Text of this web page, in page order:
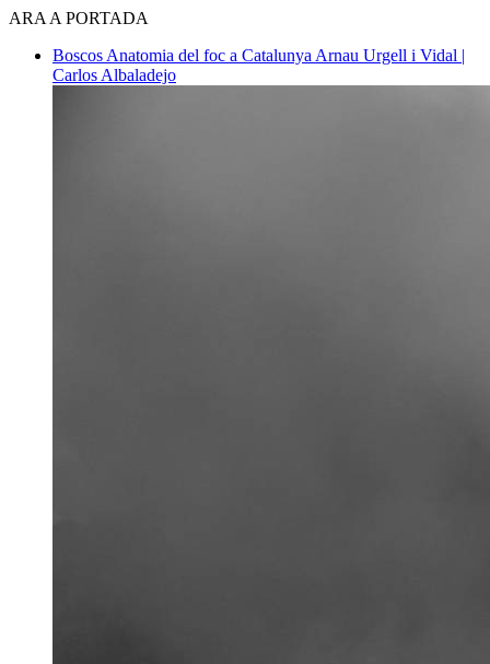
ARA A PORTADA
Boscos Anatomia del foc a Catalunya Arnau Urgell i Vidal |
Carlos Albaladejo